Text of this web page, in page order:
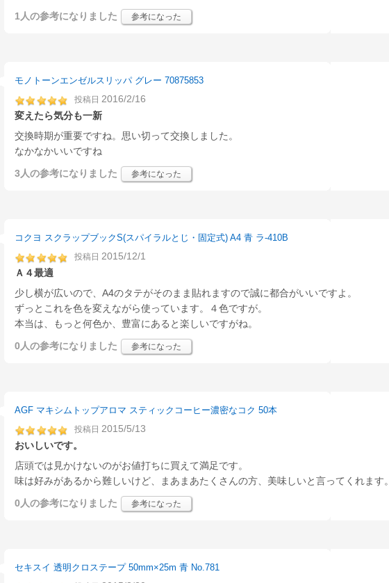
1人の参考になりました 参考になった
モノトーンエンゼルスリッパ グレー 70875853
投稿日 2016/2/16
変えたら気分も一新
交換時期が重要ですね。思い切って交換しました。
なかなかいいですね
3人の参考になりました 参考になった
コクヨ スクラップブックS(スパイラルとじ・固定式) A4 青 ラ-410B
投稿日 2015/12/1
Ａ４最適
少し横が広いので、A4のタテがそのまま貼れますので誠に都合がいいですよ。
ずっとこれを色を変えながら使っています。４色ですが。
本当は、もっと何色か、豊富にあると楽しいですがね。
0人の参考になりました 参考になった
AGF マキシムトップアロマ スティックコーヒー濃密なコク 50本
投稿日 2015/5/13
おいしいです。
店頭では見かけないのがお値打ちに買えて満足です。
味は好みがあるから難しいけど、まあまあたくさんの方、美味しいと言ってくれます。
0人の参考になりました 参考になった
セキスイ 透明クロステープ 50mm×25m 青 No.781